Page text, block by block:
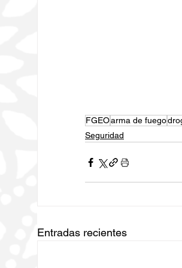
FGEOarma de fuego
Seguridad
Entradas recientes